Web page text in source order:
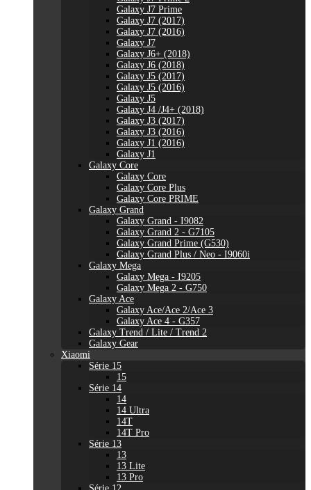
Galaxy J7 Prime
Galaxy J7 (2017)
Galaxy J7 (2016)
Galaxy J7
Galaxy J6+ (2018)
Galaxy J6 (2018)
Galaxy J5 (2017)
Galaxy J5 (2016)
Galaxy J5
Galaxy J4 /J4+ (2018)
Galaxy J3 (2017)
Galaxy J3 (2016)
Galaxy J1 (2016)
Galaxy J1
Galaxy Core
Galaxy Core
Galaxy Core Plus
Galaxy Core PRIME
Galaxy Grand
Galaxy Grand - I9082
Galaxy Grand 2 - G7105
Galaxy Grand Prime (G530)
Galaxy Grand Plus / Neo - I9060i
Galaxy Mega
Galaxy Mega - I9205
Galaxy Mega 2 - G750
Galaxy Ace
Galaxy Ace/Ace 2/Ace 3
Galaxy Ace 4 - G357
Galaxy Trend / Lite / Trend 2
Galaxy Gear
Xiaomi
Série 15
15
Série 14
14
14 Ultra
14T
14T Pro
Série 13
13
13 Lite
13 Pro